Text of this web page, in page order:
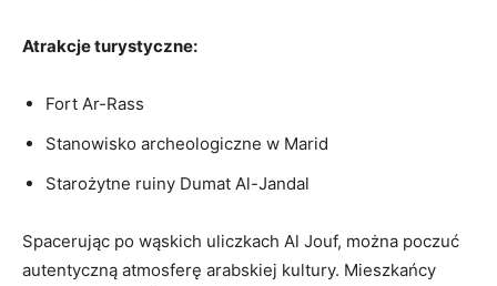
Atrakcje turystyczne:
Fort Ar-Rass
Stanowisko archeologiczne w Marid
Starożytne ruiny Dumat Al-Jandal
⁢Spacerując po wąskich uliczkach Al Jouf, można ⁤poczuć
autentyczną atmosferę arabskiej kultury. Mieszkańcy